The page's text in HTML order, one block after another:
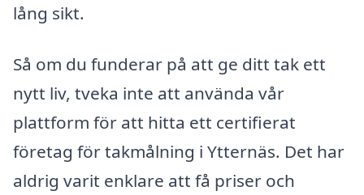
lång sikt.
Så om du funderar på att ge ditt tak ett
nytt liv, tveka inte att använda vår
plattform för att hitta ett certifierat
företag för takmålning i Ytternäs. Det har
aldrig varit enklare att få priser och